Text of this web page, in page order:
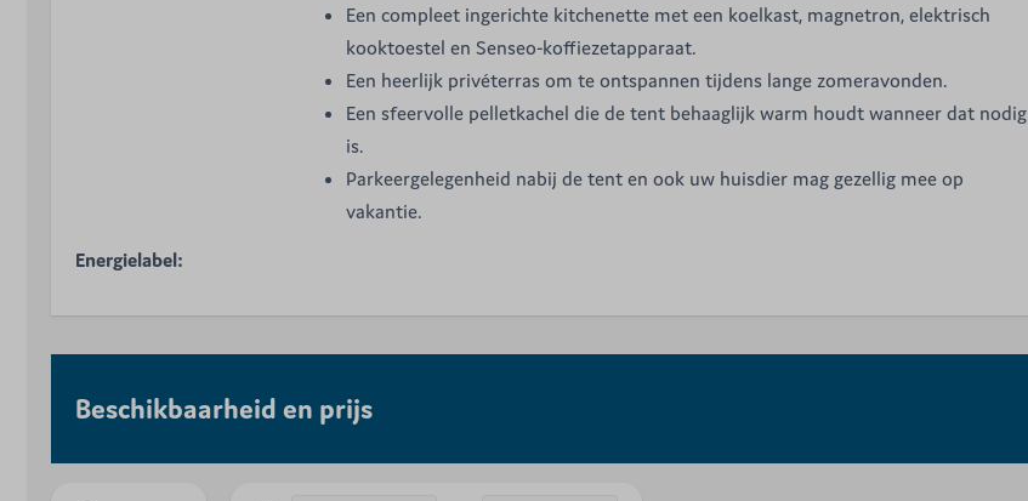
Een compleet ingerichte kitchenette met een koelkast, magnetron, elektrisch
kooktoestel en Senseo-koffiezetapparaat.
Een heerlijk privéterras om te ontspannen tijdens lange zomeravonden.
Een sfeervolle pelletkachel die de tent behaaglijk warm houdt wanneer dat nodig
is.
Parkeergelegenheid nabij de tent en ook uw huisdier mag gezellig mee op
vakantie.
Energielabel:
Beschikbaarheid en prijs